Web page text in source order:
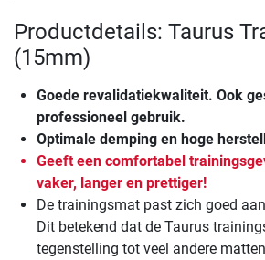
Productdetails: Taurus
(15mm)
Goede revalidatiekwaliteit. Ook
professioneel gebruik.
Optimale demping en hoge
Geeft een comfortabel
vaker, langer en prettiger!
De trainingsmat past zich goed
Dit betekend dat de Taurus
tegenstelling tot veel andere